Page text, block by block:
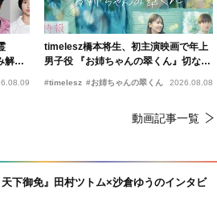
解く
ー
timelesz橋本将生、初主演映画で年上
男子役 『お姉ちゃんの翠くん』切ない
恋の幕開けを予感
#timelesz #お姉ちゃんの翠くん 2026.08.08
動画記事一覧
天下御免』田村ツトム×沙倉ゆうのインタビ